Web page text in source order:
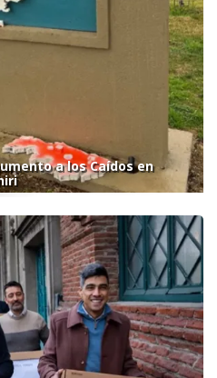
a los Caídos en